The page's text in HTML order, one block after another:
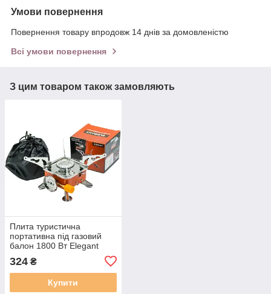
Умови повернення
Повернення товару впродовж 14 днів за домовленістю
Всі умови повернення
З цим товаром також замовляють
Плита туристична
портативна під газовий
балон 1800 Вт Elegant
324 ₴
Купити